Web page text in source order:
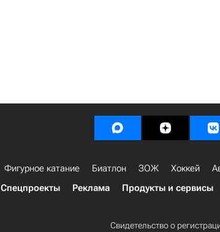
Фигурное катание Биатлон ЗОЖ Хоккей
Спецпроекты
Реклама Продукты и сервисы
Свидетельство о